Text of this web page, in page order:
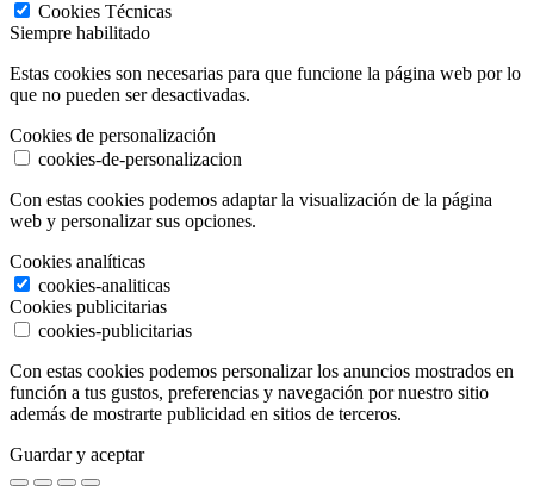
Cookies Técnicas
Siempre habilitado
Estas cookies son necesarias para que funcione la página web por lo
que no pueden ser desactivadas.
Cookies de personalización
cookies-de-personalizacion
Con estas cookies podemos adaptar la visualización de la página
web y personalizar sus opciones.
Cookies analíticas
cookies-analiticas
Cookies publicitarias
cookies-publicitarias
Con estas cookies podemos personalizar los anuncios mostrados en
función a tus gustos, preferencias y navegación por nuestro sitio
además de mostrarte publicidad en sitios de terceros.
Guardar y aceptar